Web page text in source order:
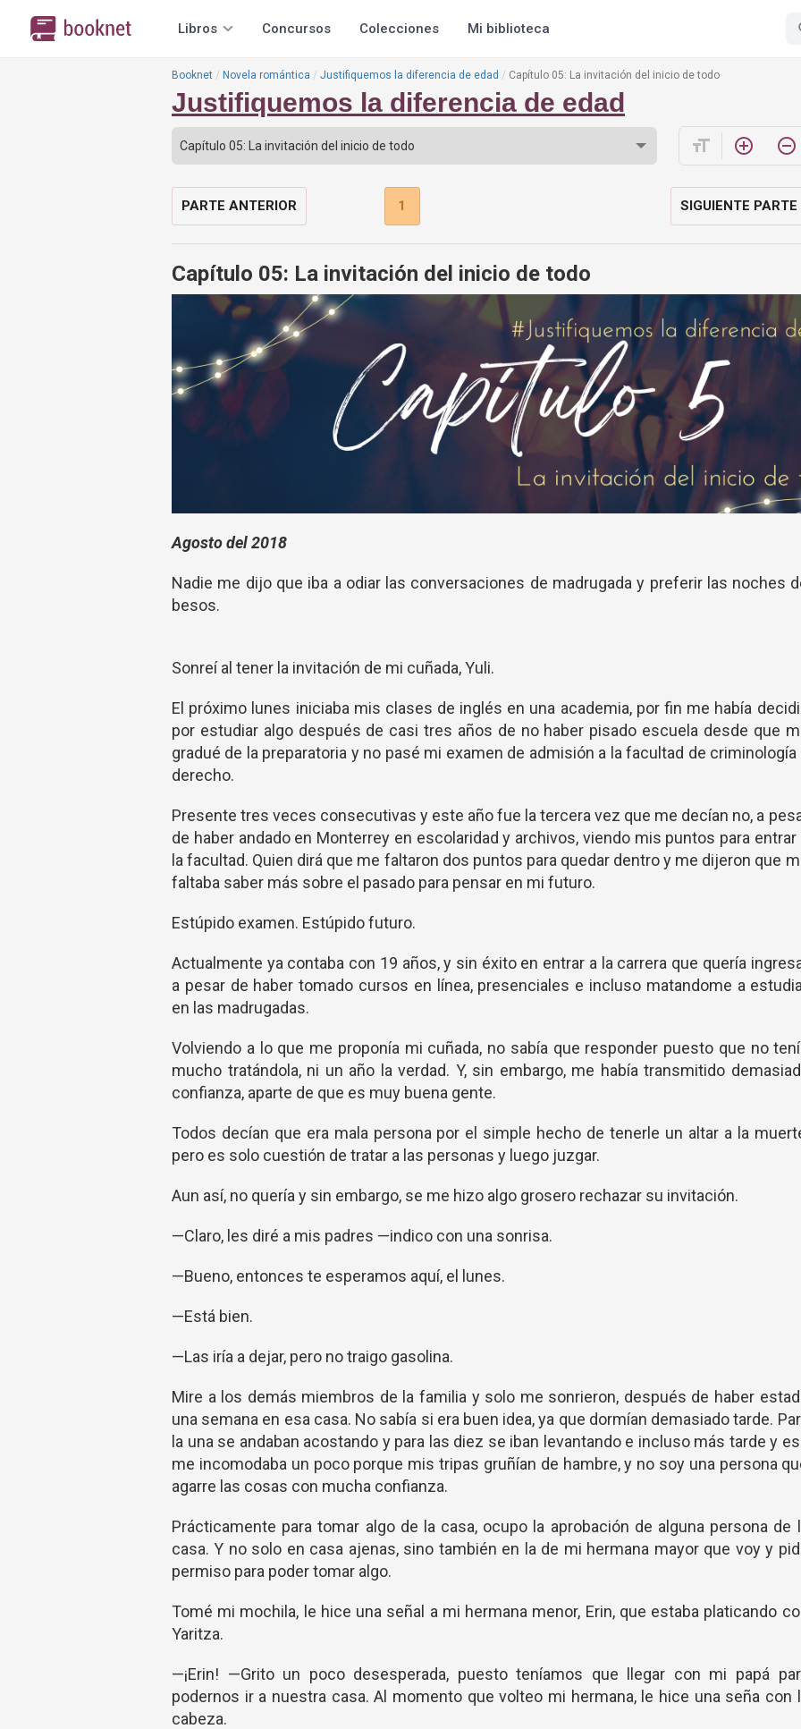
Libros Concursos Colecciones Mi biblioteca
Booknet Novela romántica Justifiquemos la diferencia de edad Capítulo 05: La invitación del inicio de todo
Justifiquemos la diferencia de edad
format_size add_circle_outline remove_circle_outline
PARTE ANTERIOR 1 SIGUIENTE PARTE
Capítulo 05: La invitación del inicio de todo
Agosto del 2018
Nadie me dijo que iba a odiar las conversaciones de madrugada y preferir las noches
besos.
Sonreí al tener la invitación de mi cuñada, Yuli.
El próximo lunes iniciaba mis clases de inglés en una academia, por fin me había
por estudiar algo después de casi tres años de no haber pisado escuela desde que
gradué de la preparatoria y no pasé mi examen de admisión a la facultad de criminología
derecho.
Presente tres veces consecutivas y este año fue la tercera vez que me decían no, a
de haber andado en Monterrey en escolaridad y archivos, viendo mis puntos para entrar
la facultad. Quien dirá que me faltaron dos puntos para quedar dentro y me dijeron que
faltaba saber más sobre el pasado para pensar en mi futuro.
Estúpido examen. Estúpido futuro.
Actualmente ya contaba con 19 años, y sin éxito en entrar a la carrera que quería
a pesar de haber tomado cursos en línea, presenciales e incluso matandome a
en las madrugadas.
Volviendo a lo que me proponía mi cuñada, no sabía que responder puesto que no
mucho tratándola, ni un año la verdad. Y, sin embargo, me había transmitido
confianza, aparte de que es muy buena gente.
Todos decían que era mala persona por el simple hecho de tenerle un altar a la
pero es solo cuestión de tratar a las personas y luego juzgar.
Aun así, no quería y sin embargo, se me hizo algo grosero rechazar su invitación.
—Claro, les diré a mis padres —indico con una sonrisa.
—Bueno, entonces te esperamos aquí, el lunes.
—Está bien.
—Las iría a dejar, pero no traigo gasolina.
Mire a los demás miembros de la familia y solo me sonrieron, después de haber
una semana en esa casa. No sabía si era buen idea, ya que dormían demasiado tarde.
la una se andaban acostando y para las diez se iban levantando e incluso más tarde y
me incomodaba un poco porque mis tripas gruñían de hambre, y no soy una persona
agarre las cosas con mucha confianza.
Prácticamente para tomar algo de la casa, ocupo la aprobación de alguna persona de
casa. Y no solo en casa ajenas, sino también en la de mi hermana mayor que voy y
permiso para poder tomar algo.
Tomé mi mochila, le hice una señal a mi hermana menor, Erin, que estaba platicando
Yaritza.
—¡Erin! —Grito un poco desesperada, puesto teníamos que llegar con mi papá
podernos ir a nuestra casa. Al momento que volteo mi hermana, le hice una seña con
cabeza.